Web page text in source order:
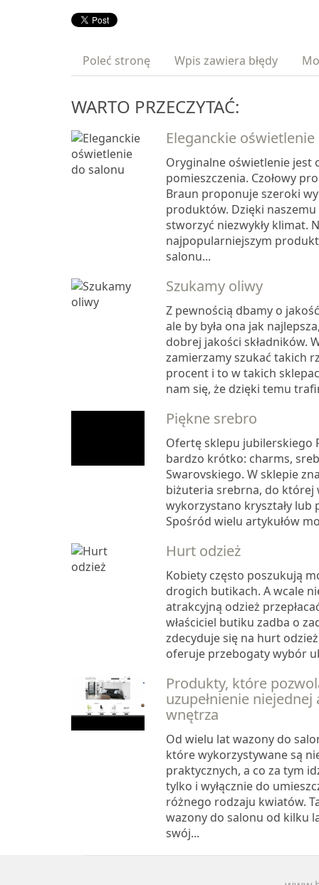
Poleć stronę Wpis zawiera błędy
WARTO PRZECZYTAĆ:
Eleganckie
Oryginalne oświetlenie jest
pomieszczenia. Czołowy
Braun proponuje szeroki
produktów. Dzięki
stworzyć niezwykły klimat.
najpopularniejszym
salonu...
Szukamy oliwy
Z pewnością dbamy o
ale by była ona jak
dobrej jakości składników.
zamierzamy szukać takich
procent i to w takich
nam się, że dzięki temu
Piękne srebro
Ofertę sklepu jubilerskiego
bardzo krótko: charms,
Swarovskiego. W sklepie
biżuteria srebrna, do której
wykorzystano kryształy lub
Spośród wielu artykułów
Hurt odzież
Kobiety często poszukują
drogich butikach. A wcale
atrakcyjną odzież
właściciel butiku zadba o
zdecyduje się na hurt
oferuje przebogaty wybór
Produkty, które
uzupełnienie niejednej
wnętrza
Od wielu lat wazony do
które wykorzystywane są
praktycznych, a co za tym
tylko i wyłącznie do
różnego rodzaju kwiatów.
wazony do salonu od kilku
swój...